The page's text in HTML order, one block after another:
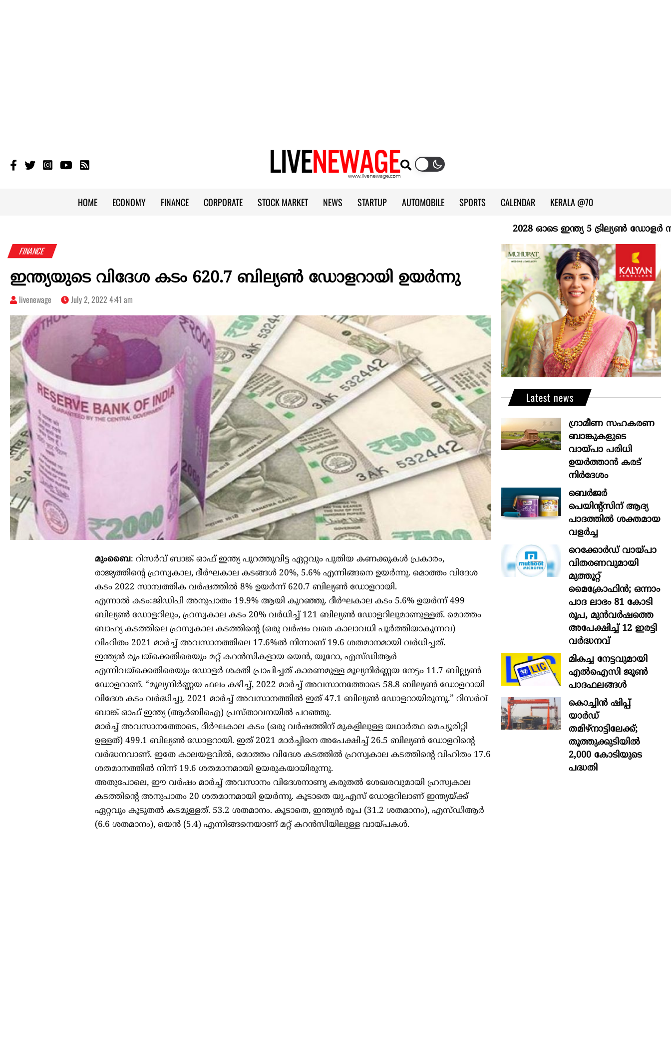
HOME ECONOMY FINANCE CORPORATE STOCK MARKET NEWS STARTUP AUTOMOBILE SPORTS CALENDAR KERALA @70
2028 ഓടെ ഇന്ത്യ 5 ട്രില്യണ്‍ ഡോളര്‍
FINANCE
ഇന്ത്യയുടെ വിദേശ കടം 620.7 ബില്യണ്‍ ഡോളറായി ഉയര്‍ന്നു
livenewage July 2, 2022 4:41 am
മുംബൈ: റിസര്‍വ് ബാങ്ക് ഓഫ് ഇന്ത്യ പുറത്തുവിട്ട ഏറ്റവും പുതിയ കണക്കുകള്‍ പ്രകാരം,
രാജ്യത്തിന്റെ ഹ്രസ്വകാല, ദീര്‍ഘകാല കടങ്ങള്‍ 20%, 5.6% എന്നിങ്ങനെ ഉയര്‍ന്നു. മൊത്തം വിദേശ
കടം 2022 സാമ്പത്തിക വര്‍ഷത്തില്‍ 8% ഉയര്‍ന്ന് 620.7 ബില്യണ്‍ ഡോളറായി.
എന്നാല്‍ കടം:ജിഡിപി അനുപാതം 19.9% ആയി കുറഞ്ഞു. ദീര്‍ഘകാല കടം 5.6% ഉയര്‍ന്ന് 499
ബില്യണ്‍ ഡോളറിലും, ഹ്രസ്വകാല കടം 20% വര്‍ധിച്ച് 121 ബില്യണ്‍ ഡോളറിലുമാണുള്ളത്. മൊത്തം
ബാഹ്യ കടത്തിലെ ഹ്രസ്വകാല കടത്തിന്റെ (ഒരു വര്‍ഷം വരെ കാലാവധി പൂര്‍ത്തിയാകുന്നവ)
വിഹിതം 2021 മാര്‍ച്ച് അവസാനത്തിലെ 17.6%ല്‍ നിന്നാണ് 19.6 ശതമാനമായി വര്‍ധിച്ചത്.
ഇന്ത്യന്‍ രൂപയ്‌ക്കെതിരെയും മറ്റ് കറന്‍സികളായ യെന്‍, യൂറോ, എസ്ഡിആര്‍
എന്നിവയ്‌ക്കെതിരെയും ഡോളര്‍ ശക്തി പ്രാപിച്ചത് കാരണമുള്ള മൂല്യനിര്‍ണ്ണയ നേട്ടം 11.7 ബില്ല്യണ്‍
ഡോളറാണ്. “മൂല്യനിര്‍ണ്ണയ ഫലം കഴിച്ച്, 2022 മാര്‍ച്ച് അവസാനത്തോടെ 58.8 ബില്യണ്‍ ഡോളറായി
വിദേശ കടം വര്‍ദ്ധിച്ചു. 2021 മാര്‍ച്ച് അവസാനത്തില്‍ ഇത് 47.1 ബില്യണ്‍ ഡോളറായിരുന്നു.” റിസര്‍വ്
ബാങ്ക് ഓഫ് ഇന്ത്യ (ആര്‍ബിഐ) പ്രസ്താവനയില്‍ പറഞ്ഞു.
മാര്‍ച്ച് അവസാനത്തോടെ, ദീര്‍ഘകാല കടം (ഒരു വര്‍ഷത്തിന് മുകളിലുള്ള യഥാര്‍ത്ഥ മെച്യൂരിറ്റി
ഉള്ളത്) 499.1 ബില്യണ്‍ ഡോളറായി. ഇത് 2021 മാര്‍ച്ചിനെ അപേക്ഷിച്ച് 26.5 ബില്യണ്‍ ഡോളറിന്റെ
വര്‍ദ്ധനവാണ്. ഇതേ കാലയളവില്‍, മൊത്തം വിദേശ കടത്തില്‍ ഹ്രസ്വകാല കടത്തിന്റെ വിഹിതം 17.6
ശതമാനത്തില്‍ നിന്ന് 19.6 ശതമാനമായി ഉയരുകയായിരുന്നു.
അതുപോലെ, ഈ വര്‍ഷം മാര്‍ച്ച് അവസാനം വിദേശനാണ്യ കരുതല്‍ ശേഖരവുമായി ഹ്രസ്വകാല
കടത്തിന്റെ അനുപാതം 20 ശതമാനമായി ഉയര്‍ന്നു. കൂടാതെ യു.എസ് ഡോളറിലാണ് ഇന്ത്യയ്ക്ക്
ഏറ്റവും കൂടുതല്‍ കടമുള്ളത്. 53.2 ശതമാനം. കൂടാതെ, ഇന്ത്യന്‍ രൂപ (31.2 ശതമാനം), എസ്ഡിആര്‍
(6.6 ശതമാനം), യെന്‍ (5.4) എന്നിങ്ങനെയാണ് മറ്റ് കറന്‍സിയിലുള്ള വായ്പകള്‍.
Latest news
ഗ്രാമീണ സഹകരണ
ബാങ്കുകളുടെ
വായ്പാ പരിധി
ഉയർത്താൻ കരട്
നിർദേശം
ബെർജർ
പെയിന്റ്സിന് ആദ്യ
പാദത്തിൽ ശക്തമായ
വളർച്ച
റെക്കോർഡ് വായ്പാ
വിതരണവുമായി
മുത്തൂറ്റ്
മൈക്രോഫിൻ; ഒന്നാം
പാദ ലാഭം 81 കോടി
രൂപ, മുൻവർഷത്തെ
അപേക്ഷിച്ച് 12 ഇരട്ടി
വർദ്ധനവ്
മികച്ച നേട്ടവുമായി
എൽഐസി ജൂൺ
പാദഫലങ്ങൾ
കൊച്ചിന്‍ ഷിപ്പ്
യാർഡ്
തമിഴ്നാട്ടിലേക്ക്;
തൂത്തുക്കുടിയിൽ
2,000 കോടിയുടെ
പദ്ധതി